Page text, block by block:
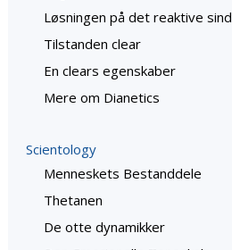
Løsningen på det reaktive sind
Tilstanden clear
En clears egenskaber
Mere om Dianetics
Scientology
Menneskets Bestanddele
Thetanen
De otte dynamikker